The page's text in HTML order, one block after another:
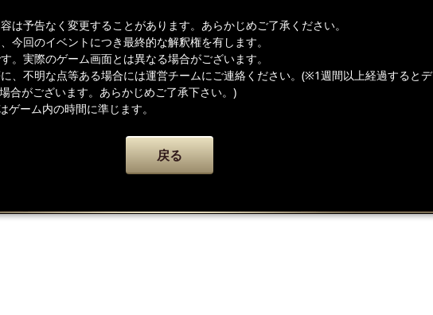
は予告なく変更することがあります。あらかじめご了承ください。
今回のイベントにつき最終的な解釈権を有します。
。実際のゲーム画面とは異なる場合がございます。
、不明な点等ある場合には運営チームにご連絡ください。(※1週間以上経過するとデ
合がございます。あらかじめご了承下さい。)
ーム内の時間に準じます。
戻る